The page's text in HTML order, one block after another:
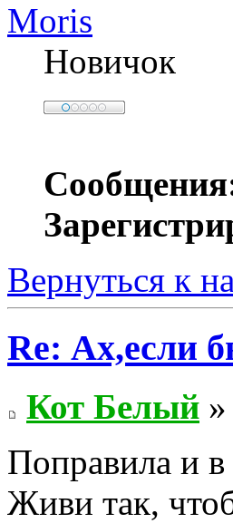
Moris
Новичок
Вернуться к
Re: Ах,если
Кот Белый
Поправила и в
Живи так,